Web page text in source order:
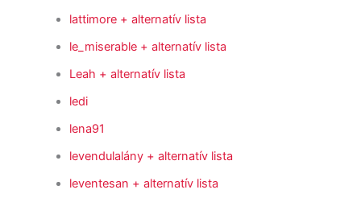
lattimore + alternatív lista
le_miserable + alternatív lista
Leah + alternatív lista
ledi
lena91
levendulalány + alternatív lista
leventesan + alternatív lista